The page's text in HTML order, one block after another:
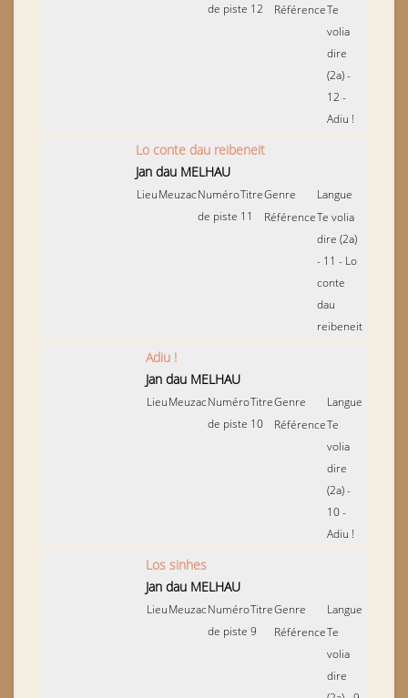
de piste 12
RéférenceTe
volia
dire
(2a) -
12 -
Adiu !
Lo conte dau reibeneit
Jan dau MELHAU
LieuMeuzacNuméro
de piste
Titre
11
Genre
Langue
RéférenceTe volia
dire (2a)
- 11 - Lo
conte
dau
reibeneit
Adiu !
Jan dau MELHAU
LieuMeuzacNuméro
de piste
Titre
10
Genre
Langue
RéférenceTe
volia
dire
(2a) -
10 -
Adiu !
Los sinhes
Jan dau MELHAU
LieuMeuzacNuméro
de piste
Titre
9
Genre
Langue
RéférenceTe
volia
dire